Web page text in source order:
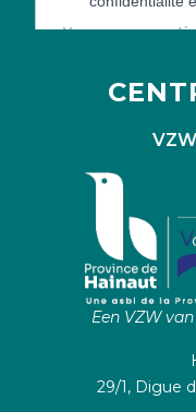
Een VZW
29/1, Digue